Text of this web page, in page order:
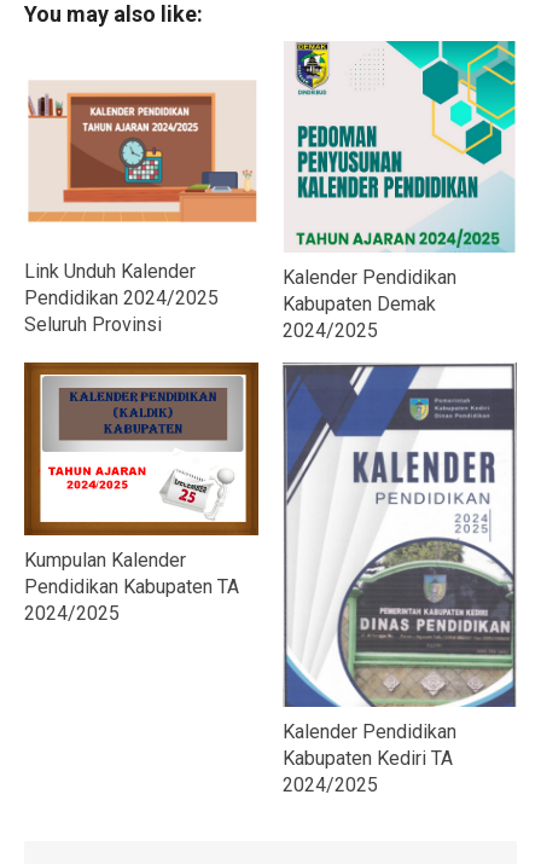
You may also like:
Link Unduh Kalender
Pendidikan 2024/2025
Seluruh Provinsi
Kalender Pendidikan
Kabupaten Demak
2024/2025
Kumpulan Kalender
Pendidikan Kabupaten TA
2024/2025
Kalender Pendidikan
Kabupaten Kediri TA
2024/2025